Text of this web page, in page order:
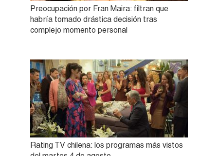
Preocupación por Fran Maira: filtran que
habría tomado drástica decisión tras
complejo momento personal
Rating TV chilena: los programas más vistos